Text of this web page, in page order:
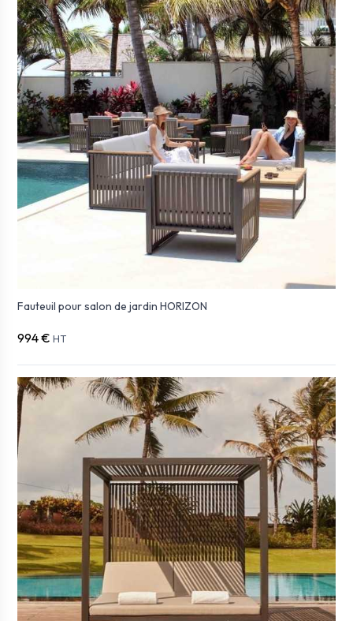
Fauteuil pour salon de jardin HORIZON
994 € HT